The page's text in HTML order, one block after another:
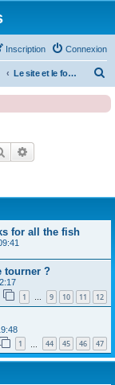
Connexion
Inscription
Le site et le forum
c
Rechercher
for all the fish
tourner ?
1 … 9 10 11 12
1 44 45 46 47